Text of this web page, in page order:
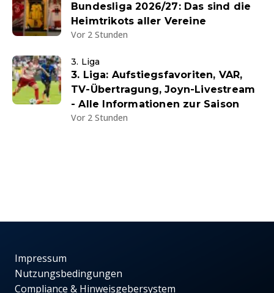
Bundesliga 2026/27: Das sind die
Heimtrikots aller Vereine
Vor 2 Stunden
3. Liga
3. Liga: Aufstiegsfavoriten, VAR,
TV-Übertragung, Joyn-Livestream
- Alle Informationen zur Saison
Vor 2 Stunden
Impressum
Nutzungsbedingungen
Compliance & Hinweisgebersystem